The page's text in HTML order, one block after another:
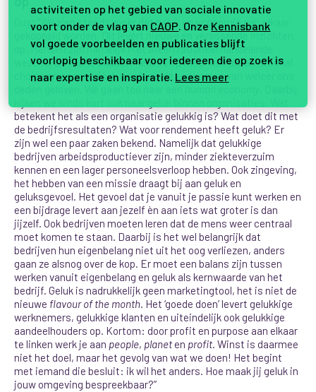
Guy: “We zien steeds meer dat geluk en economie aan elkaar
gekoppeld worden. Dit levert nieuwe en verassende inzichten
op. Mensen zijn namelijk niet alleen rationeel handelende
wezens. De mens baseert keuzes op meer dan alleen rational
choice en economisch gewin zoals economen van weleer ons
betekent het als een organisatie gelukkig is? Wat doet dit met
de bedrijfsresultaten? Wat voor rendement heeft geluk? Er
zijn wel een paar zaken bekend. Namelijk dat gelukkige
bedrijven arbeidsproductiever zijn, minder ziekteverzuim
kennen en een lager personeelsverloop hebben. Ook zingeving,
het hebben van een missie draagt bij aan geluk en
geluksgevoel. Het gevoel dat je vanuit je passie kunt werken en
een bijdrage levert aan jezelf èn aan iets wat groter is dan
jijzelf. Ook bedrijven moeten leren dat de mens weer centraal
moet komen te staan. Daarbij is het wel belangrijk dat
bedrijven hun eigenbelang niet uit het oog verliezen, anders
gaan ze alsnog over de kop. Er moet een balans zijn tussen
werken vanuit eigenbelang en geluk als kernwaarde van het
bedrijf. Geluk is nadrukkelijk geen marketingtool, het is niet de
nieuwe flavour of the month. Het ‘goede doen’ levert gelukkige
werknemers, gelukkige klanten en uiteindelijk ook gelukkige
aandeelhouders op. Kortom: door profit en purpose aan elkaar
te linken werk je aan people, planeten profit. Winst is daarmee
niet het doel, maar het gevolg van wat we doen! Het begint
met iemand die besluit: ik wil het anders. Hoe maak jij geluk in
jouw omgeving bespreekbaar?”
activiteiten op het gebied van sociale innovatie
voort onder de vlag van CAOP. Onze Kennisbank
vol goede voorbeelden en publicaties blijft
voorlopig beschikbaar voor iedereen die op zoek is
naar expertise en inspiratie. Lees meer